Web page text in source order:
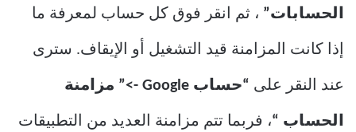
الحسابات” ، ثم انقر فوق كل حساب لمعرفة ما
إذا كانت المزامنة قيد التشغيل أو الإيقاف. سترى
عند النقر على “حساب Google ->” مزامنة
الحساب “، فربما تتم مزامنة العديد من التطبيقات